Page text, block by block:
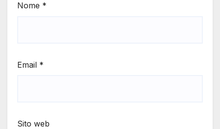
Nome *
Email *
Sito web